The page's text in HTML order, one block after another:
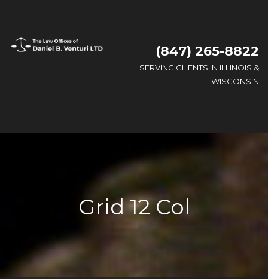
(847) 265-8822
SERVING CLIENTS IN ILLINOIS &
WISCONSIN
Grid 12 Col